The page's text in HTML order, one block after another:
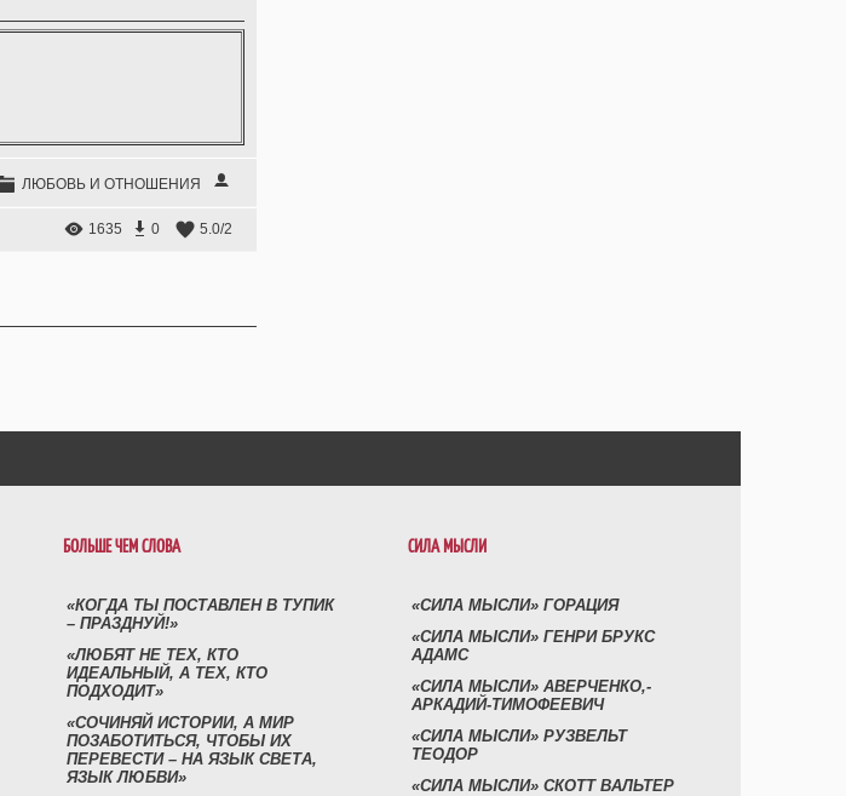
ЛЮБОВЬ И ОТНОШЕНИЯ
1635 0 5.0/2
БОЛЬШЕ ЧЕМ СЛОВА
«КОГДА ТЫ ПОСТАВЛЕН В ТУПИК
– ПРАЗДНУЙ!»
«ЛЮБЯТ НЕ ТЕХ, КТО
ИДЕАЛЬНЫЙ, А ТЕХ, КТО
ПОДХОДИТ»
«СОЧИНЯЙ ИСТОРИИ, А МИР
ПОЗАБОТИТЬСЯ, ЧТОБЫ ИХ
ПЕРЕВЕСТИ – НА ЯЗЫК СВЕТА,
ЯЗЫК ЛЮБВИ»
СИЛА МЫСЛИ
«СИЛА МЫСЛИ» ГОРАЦИЯ
«СИЛА МЫСЛИ» ГЕНРИ БРУКС
АДАМС
«СИЛА МЫСЛИ» АВЕРЧЕНКО,-
АРКАДИЙ-ТИМОФЕЕВИЧ
«СИЛА МЫСЛИ» РУЗВЕЛЬТ
ТЕОДОР
«СИЛА МЫСЛИ» СКОТТ ВАЛЬТЕР